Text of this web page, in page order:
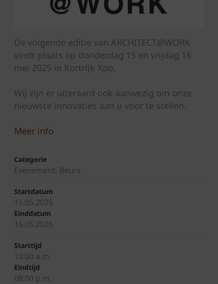
De volgende editie van ARCHITECT@WORK
vindt plaats op donderdag 15 en vrijdag 16
mei 2025 in Kortrijk Xpo.
Wij zijn er uiteraard ook aanwezig om onze
nieuwste innovaties aan u voor te stellen.
Meer info
Categorie
Evenement, Beurs
Startdatum
15.05.2025
Einddatum
16.05.2025
Starttijd
10:00 a.m.
Eindtijd
08:00 p.m.